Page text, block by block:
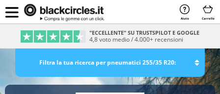
Aiuto Carrello
PAGAMENTO SICURO & RATEIZZABILE
Sicurezza e comodità al 100%
Filtra la tua ricerca per pneumatici 255/35 R20: